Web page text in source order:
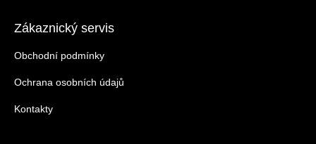
Zákaznický servis
Obchodní podmínky
Ochrana osobních údajů
Kontakty